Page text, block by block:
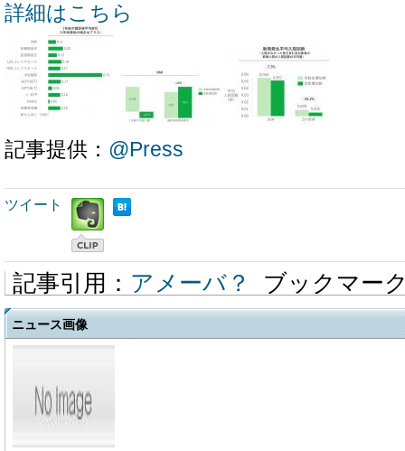
詳細はこちら
記事提供： @Press
ツイート
記事引用： アメーバ？ ブックマー
ニュース画像